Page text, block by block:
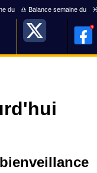
du ♎ Balance semaine du